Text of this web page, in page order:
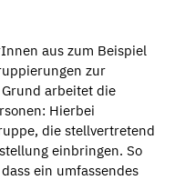
aus zum Beispiel
zur
arbeitet die
Hierbei
die stellvertretend
einbringen. So
ein umfassendes